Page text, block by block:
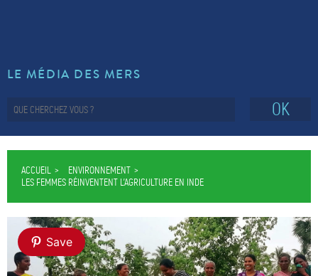
LE MÉDIA DES MERS
OK
ACCUEIL
ENVIRONNEMENT
LES FEMMES RÉINVENTENT L’AGRICULTURE EN INDE
Save